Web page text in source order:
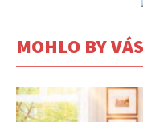
MOHLO BY